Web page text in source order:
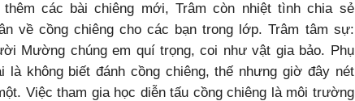
thêm các bài chiêng mới, Trâm còn nhiệt tình chia sẻ
về cồng chiêng cho các bạn trong lớp. Trâm tâm sự:
Mường chúng em quí trọng, coi như vật gia bảo. Phụ
không biết đánh cồng chiêng, thế nhưng giờ đây nét
Việc tham gia học diễn tấu cồng chiêng là môi trường